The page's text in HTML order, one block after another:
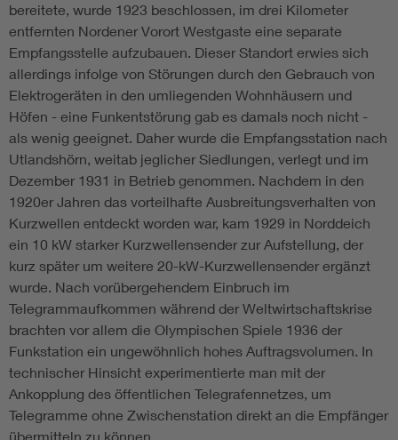
bereitete, wurde 1923 beschlossen, im drei Kilometer
entfernten Nordener Vorort Westgaste eine separate
Empfangsstelle aufzubauen. Dieser Standort erwies sich
allerdings infolge von Störungen durch den Gebrauch von
Elektrogeräten in den umliegenden Wohnhäusern und
Höfen - eine Funkentstörung gab es damals noch nicht -
als wenig geeignet. Daher wurde die Empfangsstation nach
Utlandshörn, weitab jeglicher Siedlungen, verlegt und im
Dezember 1931 in Betrieb genommen. Nachdem in den
1920er Jahren das vorteilhafte Ausbreitungsverhalten von
Kurzwellen entdeckt worden war, kam 1929 in Norddeich
ein 10 kW starker Kurzwellensender zur Aufstellung, der
kurz später um weitere 20-kW-Kurzwellensender ergänzt
wurde. Nach vorübergehendem Einbruch im
Telegrammaufkommen während der Weltwirtschaftskrise
brachten vor allem die Olympischen Spiele 1936 der
Funkstation ein ungewöhnlich hohes Auftragsvolumen. In
technischer Hinsicht experimentierte man mit der
Ankopplung des öffentlichen Telegrafennetzes, um
Telegramme ohne Zwischenstation direkt an die Empfänger
übermitteln zu können.